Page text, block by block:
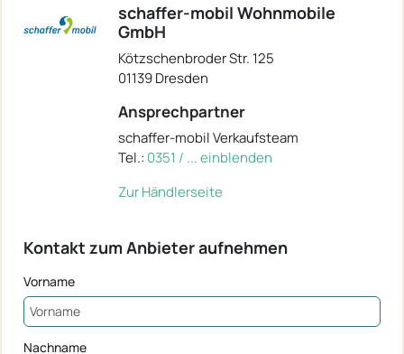
schaffer-mobil Wohnmobile
GmbH
Kötzschenbroder Str. 125
01139 Dresden
Ansprechpartner
schaffer-mobil Verkaufsteam
Tel.: 0351 / ... einblenden
Zur Händlerseite
Kontakt zum Anbieter aufnehmen
Vorname
Nachname